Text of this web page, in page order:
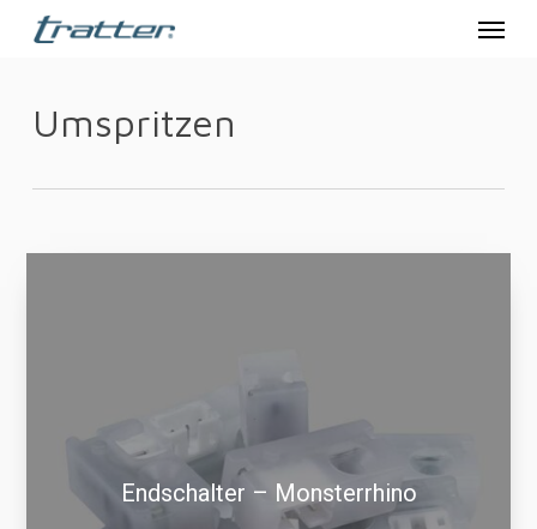
Skip
content
Menu
Umspritzen
Endschalter – Monsterrhino